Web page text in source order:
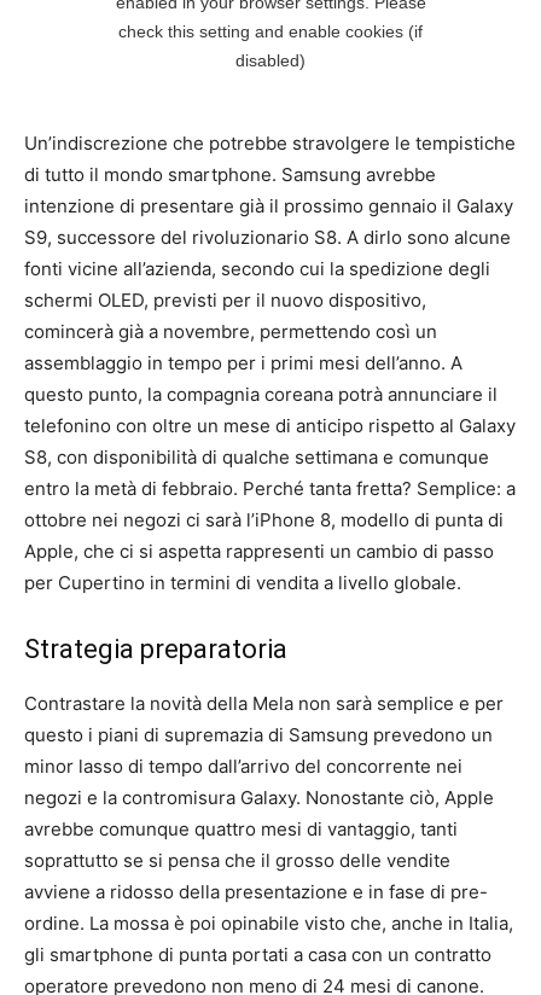
Un’indiscrezione che potrebbe stravolgere le tempistiche
di tutto il mondo smartphone. Samsung avrebbe
intenzione di presentare già il prossimo gennaio il Galaxy
S9, successore del rivoluzionario S8. A dirlo sono alcune
fonti vicine all’azienda, secondo cui la spedizione degli
schermi OLED, previsti per il nuovo dispositivo,
comincerà già a novembre, permettendo così un
assemblaggio in tempo per i primi mesi dell’anno. A
questo punto, la compagnia coreana potrà annunciare il
telefonino con oltre un mese di anticipo rispetto al Galaxy
S8, con disponibilità di qualche settimana e comunque
entro la metà di febbraio. Perché tanta fretta? Semplice: a
ottobre nei negozi ci sarà l’iPhone 8, modello di punta di
Apple, che ci si aspetta rappresenti un cambio di passo
per Cupertino in termini di vendita a livello globale.
Strategia preparatoria
Contrastare la novità della Mela non sarà semplice e per
questo i piani di supremazia di Samsung prevedono un
minor lasso di tempo dall’arrivo del concorrente nei
negozi e la contromisura Galaxy. Nonostante ciò, Apple
avrebbe comunque quattro mesi di vantaggio, tanti
soprattutto se si pensa che il grosso delle vendite
avviene a ridosso della presentazione e in fase di pre-
ordine. La mossa è poi opinabile visto che, anche in Italia,
gli smartphone di punta portati a casa con un contratto
operatore prevedono non meno di 24 mesi di canone.